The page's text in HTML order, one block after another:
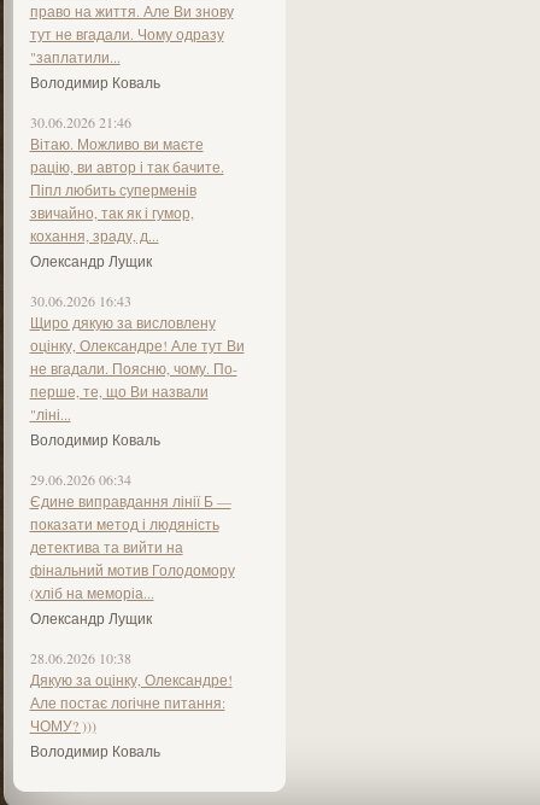
право на життя. Але Ви знову
тут не вгадали. Чому одразу
"заплатили...
Володимир Коваль
30.06.2026 21:46
Вітаю. Можливо ви маєте
рацію, ви автор і так бачите.
Піпл любить суперменів
звичайно, так як і гумор,
кохання, зраду, д...
Олександр Лущик
30.06.2026 16:43
Щиро дякую за висловлену
оцінку, Олександре! Але тут Ви
не вгадали. Поясню, чому. По-
перше, те, що Ви назвали
"ліні...
Володимир Коваль
29.06.2026 06:34
Єдине виправдання лінії Б —
показати метод і людяність
детектива та вийти на
фінальний мотив Голодомору
(хліб на меморіа...
Олександр Лущик
28.06.2026 10:38
Дякую за оцінку, Олександре!
Але постає логічне питання:
ЧОМУ? )))
Володимир Коваль